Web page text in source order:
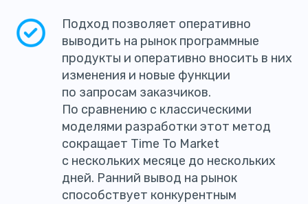
Подход позволяет оперативно
выводить на рынок программные
продукты и оперативно вносить в них
изменения и новые функции
по запросам заказчиков.
По сравнению с классическими
моделями разработки этот метод
сокращает Time To Market
с нескольких месяце до нескольких
дней. Ранний вывод на рынок
способствует конкурентным